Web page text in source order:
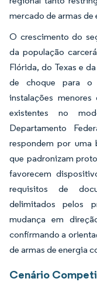
mercado de armas de
O crescimento do
da população
Flórida, do Texas e
de choque para o
instalações
existentes no
Departamento
respondem por uma
que padronizam
favorecem
requisitos de
delimitados pelos
mudança em
confirmando a
de armas de energia
Cenário